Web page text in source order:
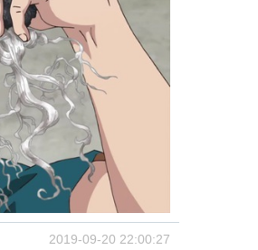
2019-09-20 22:00:27